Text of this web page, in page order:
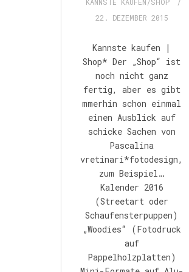
KANNSTE KAUFEN/SHOP
/
22. DEZEMBER 2015
Kannste kaufen |
Shop* Der „Shop“ ist
noch nicht ganz
fertig, aber es gibt
mmerhin schon einmal
einen Ausblick auf
schicke Sachen von
Pascalina
vretinari*fotodesign,
zum Beispiel…
Kalender 2016
(Streetart oder
Schaufensterpuppen)
„Woodies“ (Fotodruck
auf
Pappelholzplatten)